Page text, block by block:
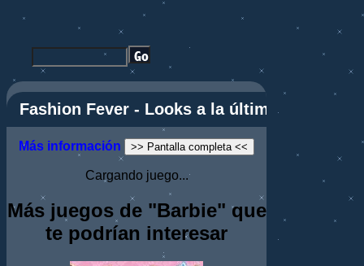
Fashion Fever - Looks a la última
Más información >> Pantalla completa <<
Cargando juego...
Más juegos de "Barbie" que
te podrían interesar